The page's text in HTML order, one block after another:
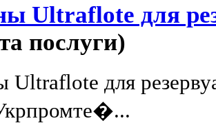
Ultraflote для
послуги)
Ultraflote для